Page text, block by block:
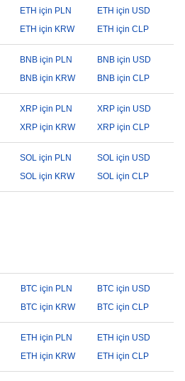
ETH için PLN
ETH için USD
ETH için KRW ETH için CLP
BNB için PLN
BNB için USD
BNB için KRW BNB için CLP
XRP için PLN
XRP için USD
XRP için KRW XRP için CLP
SOL için PLN
SOL için USD
SOL için KRW SOL için CLP
BTC için PLN
BTC için USD
BTC için KRW BTC için CLP
ETH için PLN
ETH için USD
ETH için KRW ETH için CLP